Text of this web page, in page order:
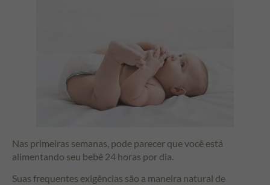
Nas primeiras semanas, pode parecer que você está
alimentando seu bebê 24 horas por dia.
Suas frequentes exigências são a maneira natural de